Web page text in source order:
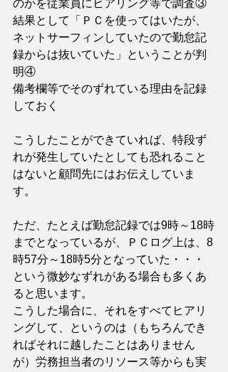
のかを従業員にヒアリング等で調査③
結果として「ＰＣを使ってはいたが、
ネットサーフィンしていたので勤怠記
録からは抜いていた」ということが判
明④
備考欄等でそのずれている理由を記録
しておく
こうしたことができていれば、特段ず
れが発生していたとしても恐れること
はないと顧問先にはお伝えしていま
す。
ただ、たとえば勤怠記録では9時～18時
までとなっているが、ＰＣログ上は、8
時57分～18時5分となっていた・・・
という微妙なずれがある場合も多くあ
ると思います。
こうした場合に、それをすべてヒアリ
ングして、というのは（もちろんでき
ればそれに越したことはありません
が）労務担当者のリソース等からも実